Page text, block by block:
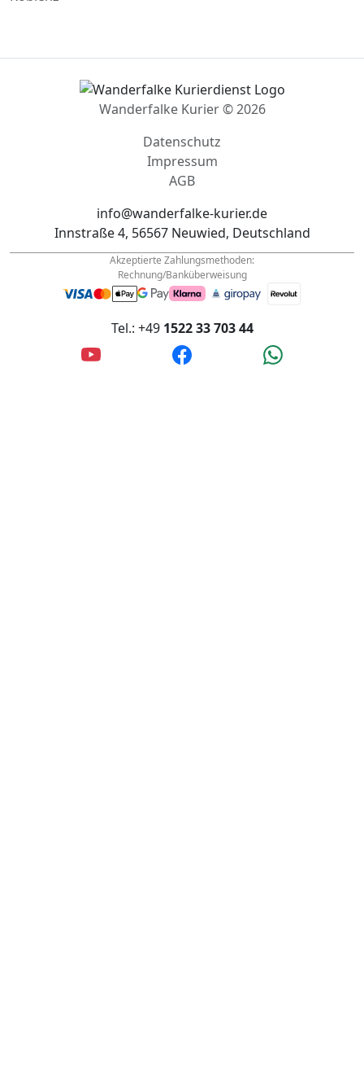
Wanderfalke Kurier © 2026
Datenschutz
Impressum
AGB
info@wanderfalke-kurier.de
Innstraße 4, 56567 Neuwied, Deutschland
Akzeptierte Zahlungsmethoden:
Rechnung/Banküberweisung
Tel.: +49 1522 33 703 44